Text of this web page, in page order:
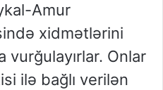
Amur
xidmətlərini
vurğulayırlar. Onlar
ilə bağlı verilən